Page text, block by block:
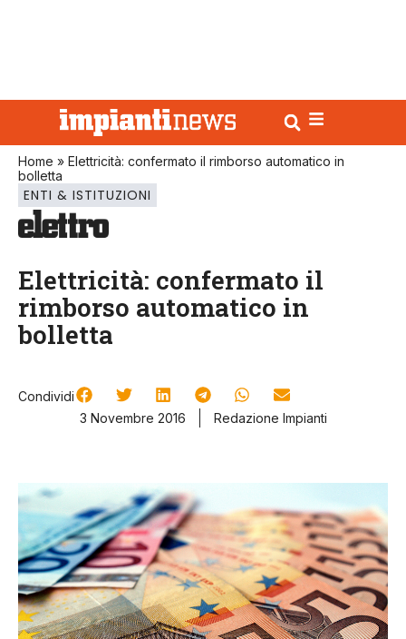
Home » Elettricità: confermato il rimborso automatico in
bolletta
ENTI & ISTITUZIONI
Elettricità: confermato il
rimborso automatico in
bolletta
Condividi
3 Novembre 2016
Redazione Impianti